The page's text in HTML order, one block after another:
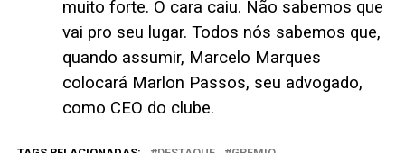
muito forte. O cara caiu. Não sabemos que
vai pro seu lugar. Todos nós sabemos que,
quando assumir, Marcelo Marques
colocará Marlon Passos, seu advogado,
como CEO do clube.